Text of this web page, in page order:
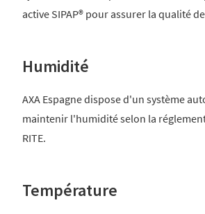
active SIPAP® pour assurer la qualité
Humidité
AXA Espagne dispose d'un système
maintenir l'humidité selon la
RITE.
Température